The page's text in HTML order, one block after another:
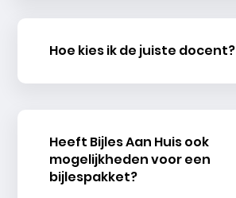
Hoe kies ik de juiste docent?
Heeft Bijles Aan Huis ook
mogelijkheden voor een
bijlespakket?